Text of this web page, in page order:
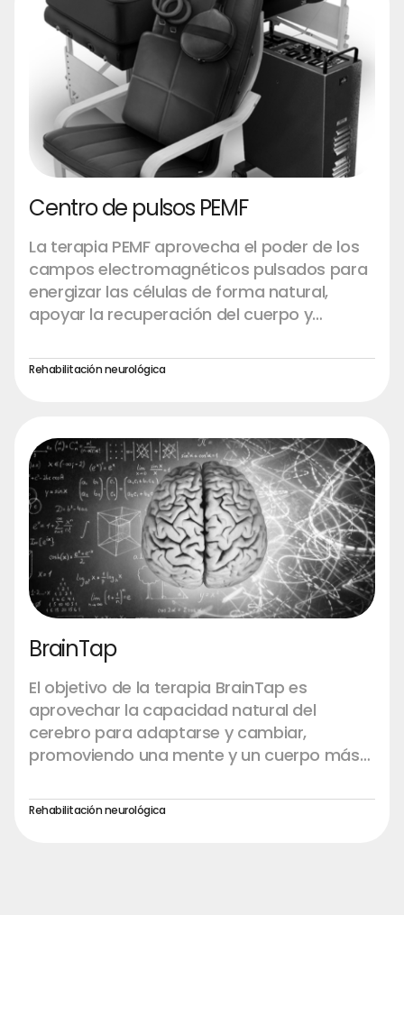
flujo de oxígeno a los tejidos, lo que puede
ayudar a la recuperación de enfermedades
neurológicas, inflamaciones crónicas e
incluso lesiones cerebrales traumáticas.
Centro de pulsos PEMF
La terapia PEMF aprovecha el poder de los
campos electromagnéticos pulsados para
energizar las células de forma natural,
apoyar la recuperación del cuerpo y
enfoque vanguardista mejora la relajación,
reduce las molestias y optimiza el
prospere.
Rehabilitación neurológica
BrainTap
El objetivo de la terapia BrainTap es
aprovechar la capacidad natural del
cerebro para adaptarse y cambiar,
promoviendo una mente y un cuerpo más
Rehabilitación neurológica